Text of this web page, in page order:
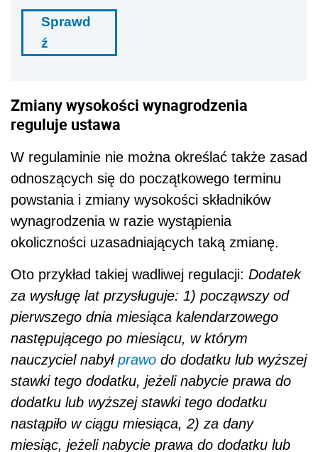
powstania i zmiany wysokości składników
wynagrodzenia w razie wystąpienia
okoliczności uzasadniających taką zmianę.
za wysługę lat przysługuje: 1) począwszy od
pierwszego dnia miesiąca kalendarzowego
nauczyciel nabył
stawki tego dodatku, jeżeli nabycie prawa do
dodatku lub wyższej stawki tego dodatku
nastąpiło w ciągu miesiąca, 2) za dany
miesiąc, jeżeli nabycie prawa do dodatku lub
wyższej jego stawki nastąpiło od pierwszego
dnia miesiąca. Prawo do dodatku funkcyjnego
powstaje pierwszego dnia miesiąca
następującego po miesiącu, w którym
nastąpiło powierzenie stanowiska
kierowniczego, wychowawstwa klasy lub funkcji
opiekuna stażu, a jeżeli powierzenie to
nastąpiło pierwszego dnia miesiąca - od tego
dnia.